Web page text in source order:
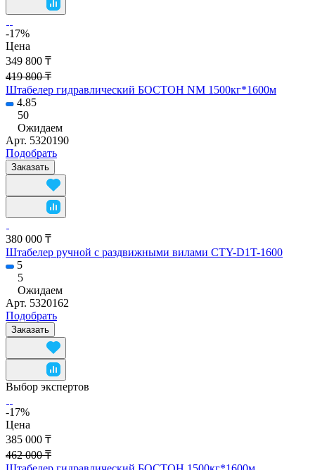
-17%
Цена
349 800 ₸
419 800 ₸
Штабелер гидравлический БОСТОН NM 1500кг*1600м
4.85
50
Ожидаем
Арт. 5320190
Подобрать
Заказать
380 000 ₸
Штабелер ручной с раздвижными вилами CTY-D1T-1600
5
5
Ожидаем
Арт. 5320162
Подобрать
Заказать
Выбор экспертов
-17%
Цена
385 000 ₸
462 000 ₸